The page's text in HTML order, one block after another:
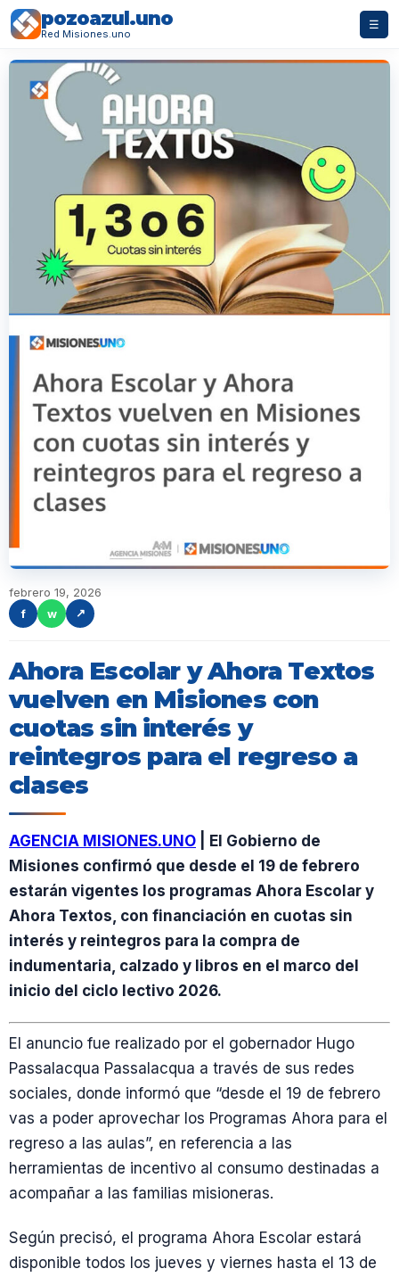
pozoazul.uno
Red Misiones.uno
☰
febrero 19, 2026
f
w ↗
Ahora Escolar y Ahora Textos
vuelven en Misiones con
cuotas sin interés y
reintegros para el regreso a
clases
AGENCIA MISIONES.UNO | El Gobierno de
Misiones confirmó que desde el 19 de febrero
estarán vigentes los programas Ahora Escolar y
Ahora Textos, con financiación en cuotas sin
interés y reintegros para la compra de
indumentaria, calzado y libros en el marco del
inicio del ciclo lectivo 2026.
El anuncio fue realizado por el gobernador Hugo
Passalacqua Passalacqua a través de sus redes
sociales, donde informó que “desde el 19 de febrero
vas a poder aprovechar los Programas Ahora para el
regreso a las aulas”, en referencia a las
herramientas de incentivo al consumo destinadas a
acompañar a las familias misioneras.
Según precisó, el programa Ahora Escolar estará
disponible todos los jueves y viernes hasta el 13 de